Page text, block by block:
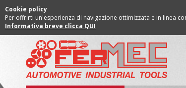
Cookie policy
Per offrirti un'esperienza di navigazione ottimizzata e in linea
Informativa breve clicca QUI